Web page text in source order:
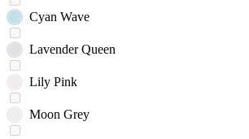
Cyan Wave
Lavender Queen
Lily Pink
Moon Grey